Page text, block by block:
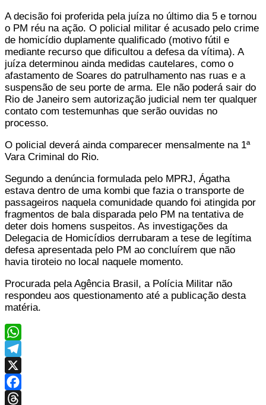
A decisão foi proferida pela juíza no último dia 5 e tornou
o PM réu na ação. O policial militar é acusado pelo crime
de homicídio duplamente qualificado (motivo fútil e
mediante recurso que dificultou a defesa da vítima). A
juíza determinou ainda medidas cautelares, como o
afastamento de Soares do patrulhamento nas ruas e a
suspensão de seu porte de arma. Ele não poderá sair do
Rio de Janeiro sem autorização judicial nem ter qualquer
contato com testemunhas que serão ouvidas no
processo.
O policial deverá ainda comparecer mensalmente na 1ª
Vara Criminal do Rio.
Segundo a denúncia formulada pelo MPRJ, Ágatha
estava dentro de uma kombi que fazia o transporte de
passageiros naquela comunidade quando foi atingida por
fragmentos de bala disparada pelo PM na tentativa de
deter dois homens suspeitos. As investigações da
Delegacia de Homicídios derrubaram a tese de legítima
defesa apresentada pelo PM ao concluírem que não
havia tiroteio no local naquele momento.
Procurada pela Agência Brasil, a Polícia Militar não
respondeu aos questionamento até a publicação desta
matéria.
WhatsApp
Telegram
X
Facebook